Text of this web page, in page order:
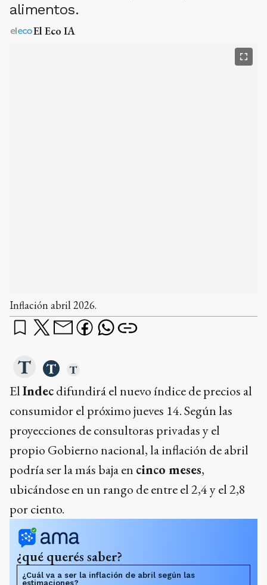
alimentos.
El Eco IA
ElIndec difundirá el nuevo índice de precios al
proyecciones de consultoras privadas y el
propio Gobierno nacional, la inflación de abril
podría ser la más baja encinco meses,
ubicándose en un rango de entre el 2,4 y el 2,8
por ciento.
¿qué querés saber?
¿Cuál va a ser la inflación de abril según las
estimaciones?
¿Por qué bajaría la inflación este mes comparado con
marzo?
¿Cómo fue el comportamiento de los alimentos en abril?